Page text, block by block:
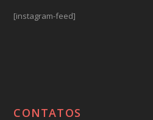
[instagram-feed]
CONTATOS